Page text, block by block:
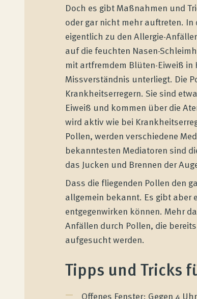
Doch es gibt Maßnahmen und
oder gar nicht mehr auftreten.
eigentlich zu den Allergie-
auf die feuchten Nasen-
mit artfremdem Blüten-Eiweiß in
Missverständnis unterliegt. Die
Krankheitserregern. Sie sind
Eiweiß und kommen über die
wird aktiv wie bei
Pollen, werden verschiedene
bekanntesten Mediatoren sind
das Jucken und Brennen der
Dass die fliegenden Pollen den
allgemein bekannt. Es gibt aber
entgegenwirken können. Mehr
Anfällen durch Pollen, die
aufgesucht werden.
Tipps und Tricks
Offenes Fenster: Gegen 4